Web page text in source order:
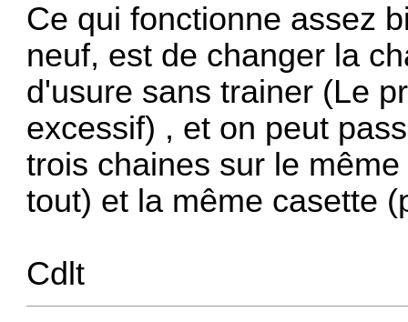
Ce qui fonctionne assez
neuf, est de changer la
d'usure sans trainer (Le
excessif) , et on peut
trois chaines sur le
tout) et la même casette
Cdlt